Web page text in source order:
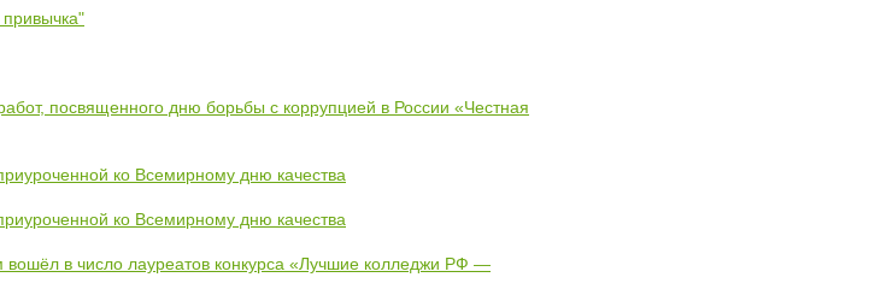
посвященного дню борьбы с коррупцией в России «Честная
ко Всемирному дню качества
ко Всемирному дню качества
вошёл в число лауреатов конкурса «Лучшие колледжи РФ —